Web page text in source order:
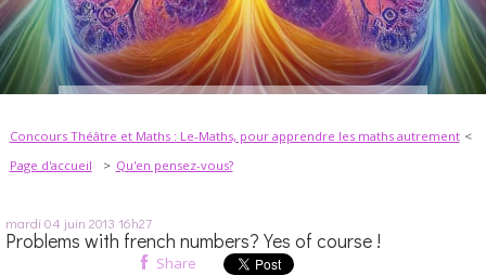
Concours Théâtre et Maths : Le-Maths, pour apprendre les maths autrement
Page d'accueil
Qu'en pensez-vous?
mardi 04 juin 2013 16h27
Problems with french numbers? Yes of course !
Share